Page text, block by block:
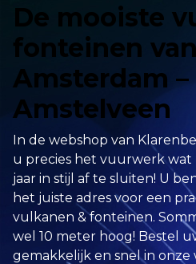
De mooiste
fonteinen van
Amsterdam –
Amstelveen
In de webshop van
u precies het vuurwerk
jaar in stijl af te sluiten! U
het juiste adres voor een
vulkanen & fonteinen.
wel 10 meter hoog! Bestel
gemakkelijk en snel in onze